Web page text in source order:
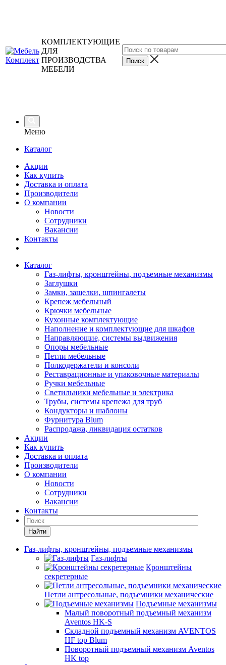
КОМПЛЕКТУЮЩИЕ
ДЛЯ
ПРОИЗВОДСТВА
МЕБЕЛИ
Меню
Каталог
Акции
Как купить
Доставка и оплата
Производители
О компании
Новости
Сотрудники
Вакансии
Контакты
Каталог
Газ-лифты, кронштейны, подъемные механизмы
Заглушки
Замки, защелки, шпингалеты
Крепеж мебельный
Крючки мебельные
Кухонные комплектующие
Наполнение и комплектующие для шкафов
Направляющие, системы выдвижения
Опоры мебельные
Петли мебельные
Полкодержатели и консоли
Реставрационные и упаковочные материалы
Ручки мебельные
Светильники мебельные и электрика
Трубы, системы крепежа для труб
Кондукторы и шаблоны
Фурнитура Blum
Распродажа, ликвидация остатков
Акции
Как купить
Доставка и оплата
Производители
О компании
Новости
Сотрудники
Вакансии
Контакты
Найти
Газ-лифты, кронштейны, подъемные механизмы
Газ-лифты
Кронштейны
секретерные
Петли антресольные, подъемники механические
Подъемные механизмы
Малый поворотный подъемный механизм
Aventos HK-S
Складной подъемный механизм AVENTOS
HF top Blum
Поворотный подъемный механизм Aventos
HK top